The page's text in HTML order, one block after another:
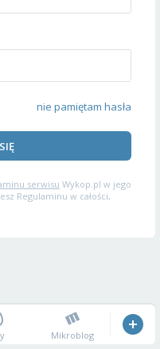
nie pamiętam hasła
serwisu Wykop.pl w jego
Regulaminu w całości,
Mikroblog